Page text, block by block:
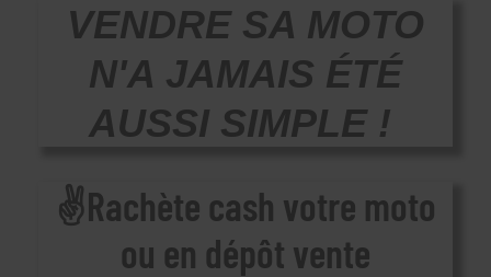
VENDRE SA MOTO
N'A JAMAIS ÉTÉ
AUSSI SIMPLE !
✌Rachète cash votre moto
ou en dépôt vente